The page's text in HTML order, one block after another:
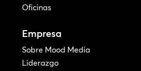
Oficinas
Empresa
Sobre Mood Media
Liderazgo